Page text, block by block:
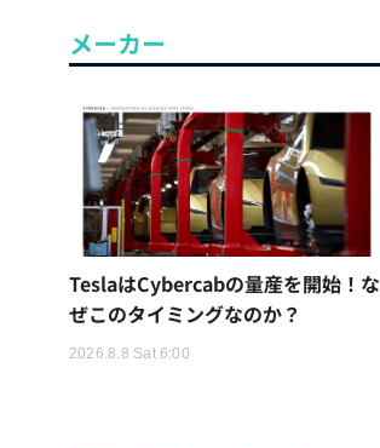
メーカー
TeslaはCybercabの量産を開始！な
ぜこのタイミングなのか？
2026.8.8 Sat 6:00